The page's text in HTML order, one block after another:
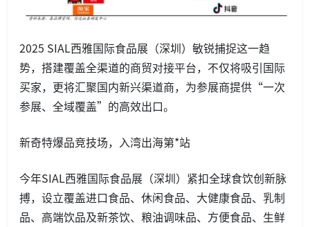
2025 SIAL西雅国际食品展（深圳）敏锐捕捉这一趋
势，搭建覆盖全渠道的商贸对接平台，不仅将吸引国际
买家，更将汇聚国内新兴渠道商，为参展商提供“一次
参展、全域覆盖”的高效出口。
新奇特爆品竞技场，入湾出海第*站
今年SIAL西雅国际食品展（深圳）紧扣全球食饮创新脉
搏，设立覆盖进口食品、休闲食品、大健康食品、乳制
品、高端饮品及新茶饮、粮油调味品、方便食品、生鲜